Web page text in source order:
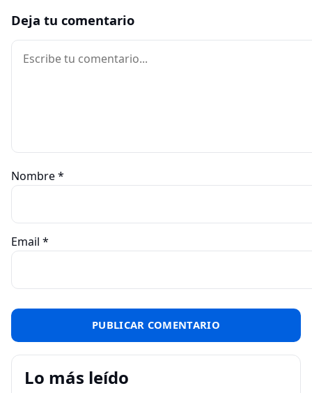
Deja tu comentario
Comentario
Nombre*
Email *
Lo más leído